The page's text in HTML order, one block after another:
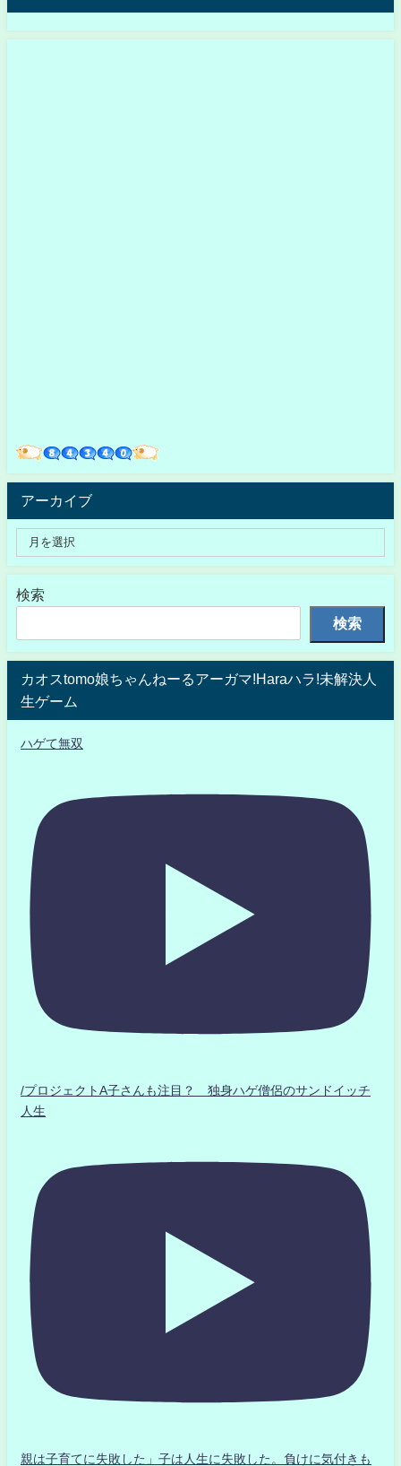
アーカイブ
検索
検索
カオスtomo娘ちゃんねーるアーガマ!Haraハラ!未解決人
生ゲーム
ハゲて無双
/プロジェクトA子さんも注目？ 独身ハゲ僧侶のサンドイッチ
人生
親は子育てに失敗した」子は人生に失敗した。負けに気付きも